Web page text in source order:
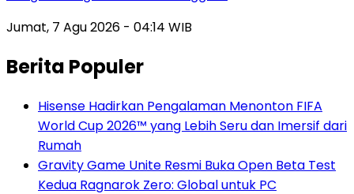
Jumat, 7 Agu 2026 - 04:14 WIB
Berita Populer
Hisense Hadirkan Pengalaman Menonton FIFA
World Cup 2026™ yang Lebih Seru dan Imersif dari
Rumah
Gravity Game Unite Resmi Buka Open Beta Test
Kedua Ragnarok Zero: Global untuk PC